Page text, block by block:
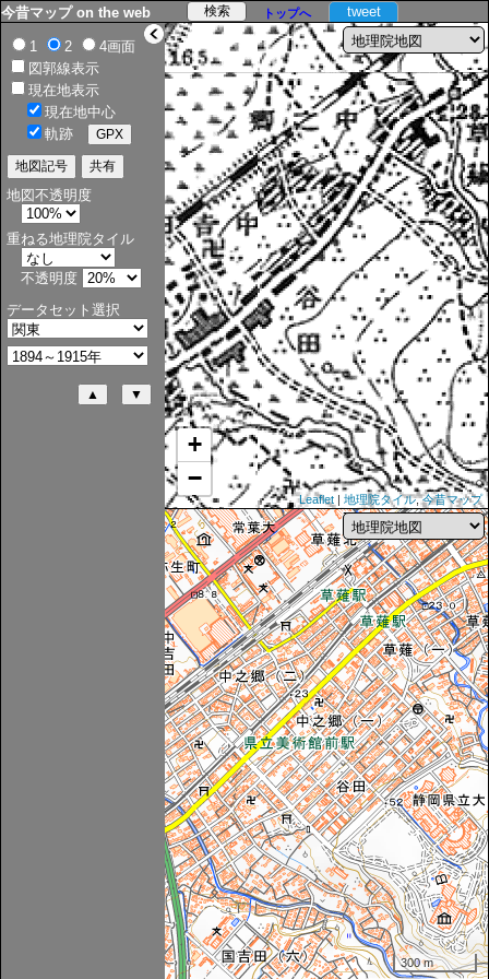
> tweet
今昔マップ on the web トップへ
+
−
Leaflet | 地理院タイル,今昔マップ
300 m
1 2
4画面
図郭線表示
現在地表示
現在地中心
軌跡
地図不透明度
重ねる地理院タイル
不透明度
データセット選択